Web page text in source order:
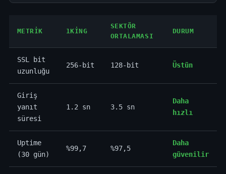
METRIK 1KING
SEKTÖR
ORTALAMASI
DURUM
SSL bit
uzunluğu
256-bit 128-bit Üstün
Giriş
yanıt
süresi
1.2 sn 3.5 sn
Daha
hızlı
Uptime
(30 gün)
%99,7 %97,5
Daha
güvenilir